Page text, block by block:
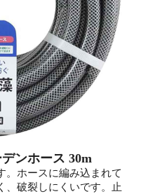
ンホース 30m
。ホースに編み込まれて
、破裂しにくいです。止